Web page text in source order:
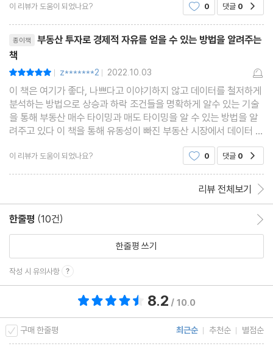
「01」 심리와 거래량으로 보는 투자 타이밍
「02」 추세 추종 vs. 가치투자? 내 전략에 따른 선택
「03」 매수우위지수
1 | 전국
3 | 강북
4 | 강남
6 | 인천광역시
7 | 기타 지방
9 | 충청남도
10 | 전라북도
12 | 경상북도
13 | 경상남도
이 리뷰가 도움이 되었나요? 0 댓글 0
종이책
부동산 투자로 경제적 자유를 얻을 수 있는 방법을 알려주는
책
| z*******2 | 2022.10.03
이 책은 여기가 좋다, 나쁘다고 이야기하지 않고 데이터를 철저하게
분석하는 방법으로 상승과 하락 조건들을 명확하게 알수 있는 기술
을 통해 부동산 매수 타이밍과 매도 타이밍을 알 수 있는 방법을 알
려주고 있다 이 책을 통해 유동성이 빠진 부동산 시장에서 데이터 분
석을 통해 객관적인 시각을 가질수 있을 것이다 최근 부동산 관련 불
안감을 조성하는 유튜브 영상도 많고 안좋은
이 리뷰가 도움이 되었나요? 0 댓글 0
리뷰 전체보기
한줄평 (10건)
한줄평 쓰기
작성 시 유의사항
8.2 / 10.0
구매 한줄평 최근순 추천순 별점순